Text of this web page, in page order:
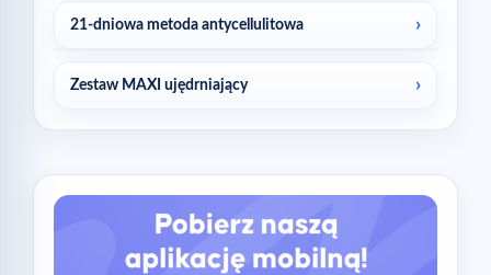
21-dniowa metoda antycellulitowa
Zestaw MAXI ujędrniający